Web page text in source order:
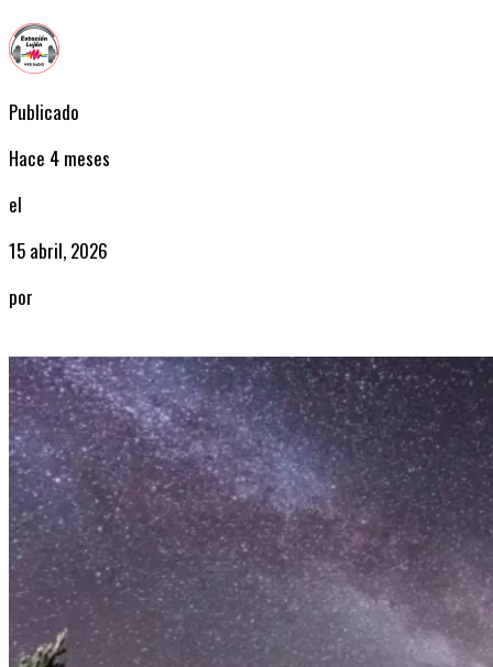
Publicado
Hace 4 meses
el
15 abril, 2026
por